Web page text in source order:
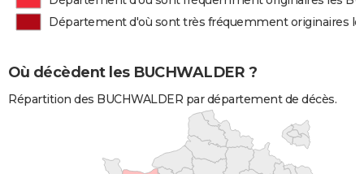
Département d'où sont très fréquemment originaires
Où décèdent les BUCHWALDER ?
Répartition des BUCHWALDER par département de décès.